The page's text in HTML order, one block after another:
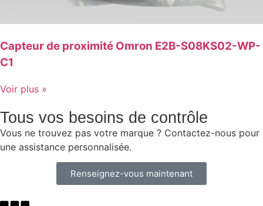
Capteur de proximité Omron E2B-S08KS02-WP-
C1
Voir plus »
Tous vos besoins de contrôle
Vous ne trouvez pas votre marque ? Contactez-nous pour
une assistance personnalisée.
Renseignez-vous maintenant